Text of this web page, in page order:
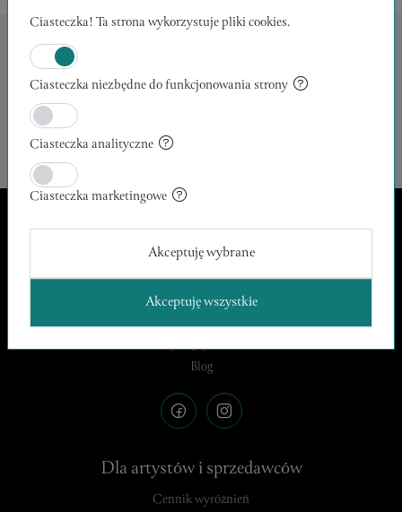
Archiwum prac:
Nie znaleziono produktów spełniających wybrane kryteria.
Apeiron Arte
kontakt@apeironarte.pl
O nas
Blog
Dla artystów i sprzedawców
Cennik wyróżnień
Ciasteczka! Ta strona wykorzystuje pliki cookies.
Ciasteczka niezbędne do funkcjonowania strony
Ciasteczka analityczne
Ciasteczka marketingowe
Akceptuję wybrane
Akceptuję wszystkie